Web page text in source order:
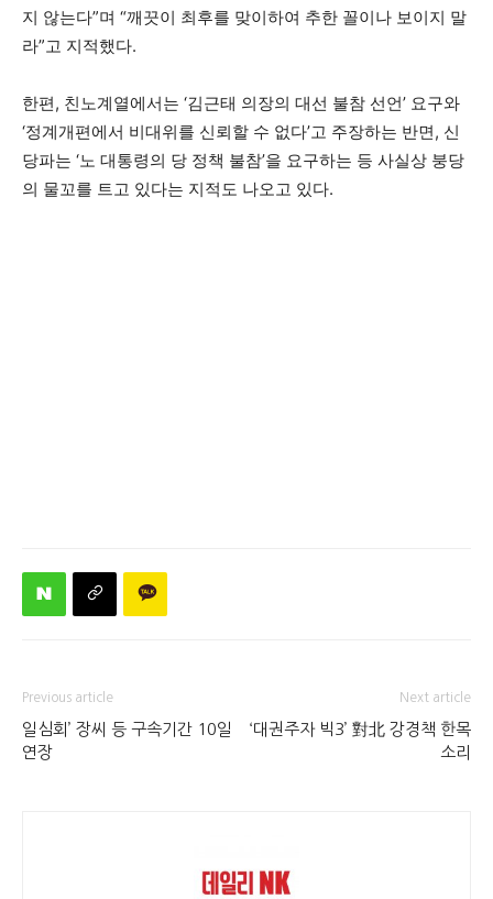
지 않는다”며 “깨끗이 최후를 맞이하여 추한 꼴이나 보이지 말
라”고 지적했다.
한편, 친노계열에서는 ‘김근태 의장의 대선 불참 선언’ 요구와
‘정계개편에서 비대위를 신뢰할 수 없다’고 주장하는 반면, 신
당파는 ‘노 대통령의 당 정책 불참’을 요구하는 등 사실상 붕당
의 물꼬를 트고 있다는 지적도 나오고 있다.
Previous article
일심회’ 장씨 등 구속기간 10일
연장
Next article
‘대권주자 빅3’ 對北 강경책 한목
소리